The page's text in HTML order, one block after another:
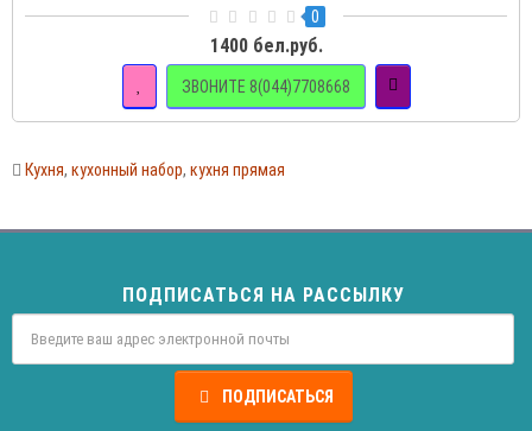
0
1400 бел.руб.
ЗВОНИТЕ 8(044)7708668
Кухня, кухонный набор, кухня прямая
ПОДПИСАТЬСЯ НА РАССЫЛКУ
ПОДПИСАТЬСЯ